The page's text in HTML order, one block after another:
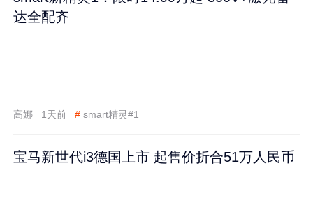
达全配齐
高娜 1天前 # smart精灵#1
宝马新世代i3德国上市 起售价折合51万人民币